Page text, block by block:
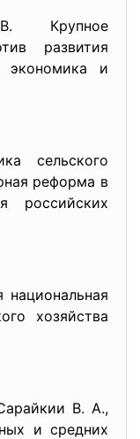
Крупное
развития
экономика и
сельского
реформа в
российских
хозяйства
В. А.,
и средних